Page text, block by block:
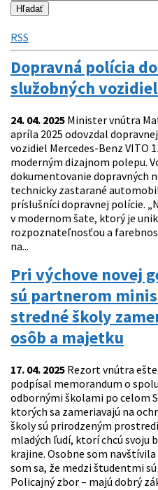
RSS
Dopravná polícia
služobných
24. 04. 2025 Minister vnútra
apríla 2025 odovzdal
vozidiel Mercedes-Benz VITO
moderným dizajnom polepu.
dokumentovanie dopravných
technicky zastarané
príslušníci dopravnej polície.
v modernom šate, ktorý je
rozpoznateľnosťou a
na...
Pri výchove novej
sú partnerom
stredné školy
osôb a majetku
17. 04. 2025 Rezort vnútra
podpísal memorandum o
odbornými školami po celom
ktorých sa zameriavajú na
školy sú prirodzeným
mladých ľudí, ktorí chcú svoju
krajine. Osobne som
som sa, že medzi študentmi
Policajný zbor – majú dobrý